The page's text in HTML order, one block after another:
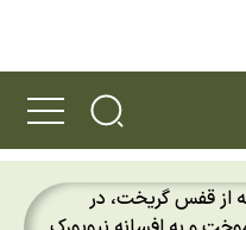
سال؛ ببرها دوباره به سرزمین